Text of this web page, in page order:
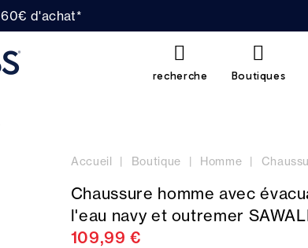
d'achat*
recherche Boutiques
Accueil Boutique Homme
Chaussure homme avec
l'eau navy et outremer
109,99 €